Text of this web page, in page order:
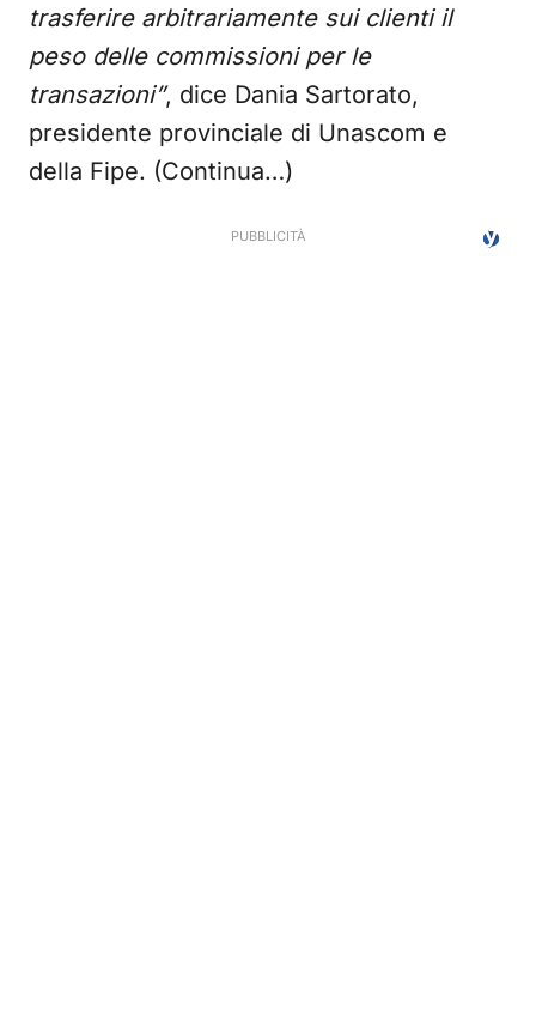
trasferire arbitrariamente sui clienti il
peso delle commissioni per le
transazioni”, dice Dania Sartorato,
presidente provinciale di Unascom e
della Fipe. (Continua…)